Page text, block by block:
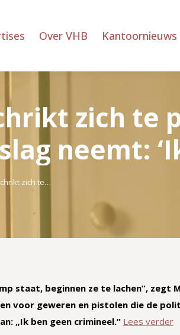
Over VHB Kantoornieuws
zich te
neemt:
zich te…
staat, beginnen ze te lachen”, zegt
voor geweren en pistolen die de
„Ik ben geen crimineel.” Lees verder